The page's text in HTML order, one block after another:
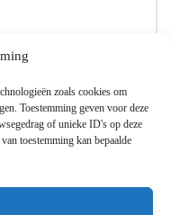
zoals cookies om
Toestemming geven voor deze
of unieke ID's op deze
toestemming kan bepaalde